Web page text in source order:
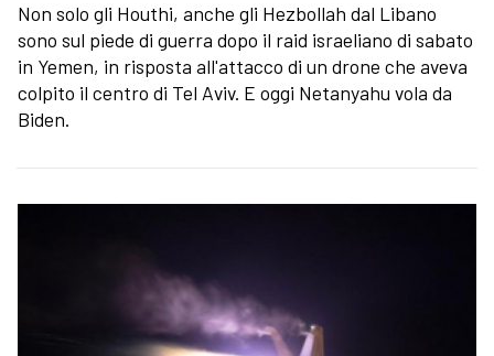
Non solo gli Houthi, anche gli Hezbollah dal Libano
sono sul piede di guerra dopo il raid israeliano di sabato
in Yemen, in risposta all'attacco di un drone che aveva
colpito il centro di Tel Aviv. E oggi Netanyahu vola da
Biden.